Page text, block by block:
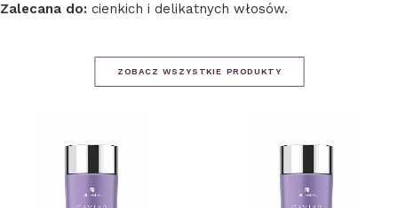
Zalecana do: cienkich i delikatnych włosów.
ZOBACZ WSZYSTKIE PRODUKTY